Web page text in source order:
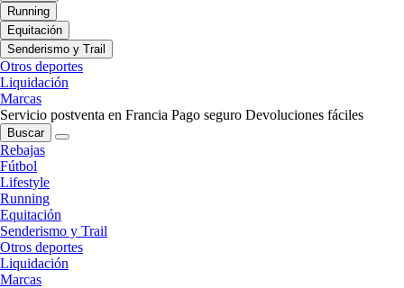
Running
Equitación
Senderismo y Trail
Otros deportes
Liquidación
Marcas
Servicio postventa en Francia Pago seguro Devoluciones fáciles
Buscar
Rebajas
Fútbol
Lifestyle
Running
Equitación
Senderismo y Trail
Otros deportes
Liquidación
Marcas